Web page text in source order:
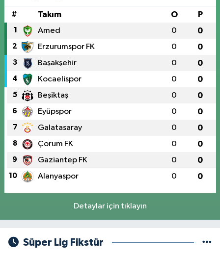
# Takım O P
1 Amed 0 0
2 Erzurumspor FK 0 0
3 Başakşehir 0 0
4 Kocaelispor 0 0
5 Beşiktaş 0 0
6 Eyüpspor 0 0
7 Galatasaray 0 0
8 Çorum FK 0 0
9 Gaziantep FK 0 0
10 Alanyaspor 0 0
Detaylar için tıklayın
Süper Lig Fikstür